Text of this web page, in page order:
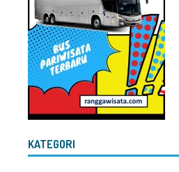
KATEGORI